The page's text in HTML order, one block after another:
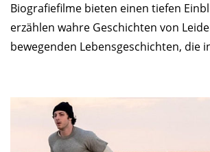
Biografiefilme bieten einen tiefen
erzählen wahre Geschichten von
bewegenden Lebensgeschichten, die